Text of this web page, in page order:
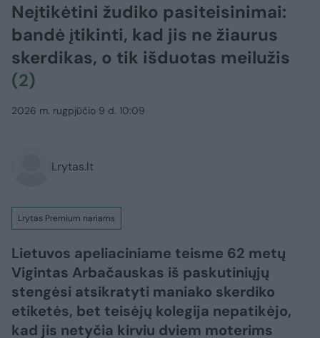
Neįtikėtini žudiko pasiteisinimai:
bandė įtikinti, kad jis ne žiaurus
skerdikas, o tik išduotas meilužis
(2)
2026 m. rugpjūčio 9 d. 10:09
Lrytas.lt
Lrytas Premium nariams
Lietuvos apeliaciniame teisme 62 metų
Vigintas Arbačauskas iš paskutiniųjų
stengėsi atsikratyti maniako skerdiko
etiketės, bet teisėjų kolegija nepatikėjo,
kad jis netyčia kirviu dviem moterims